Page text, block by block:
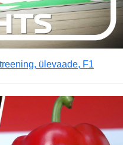
ülevaade, F1